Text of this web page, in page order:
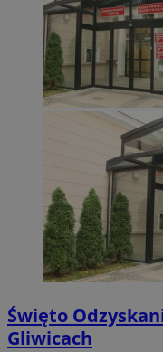
Święto
Gliwicach